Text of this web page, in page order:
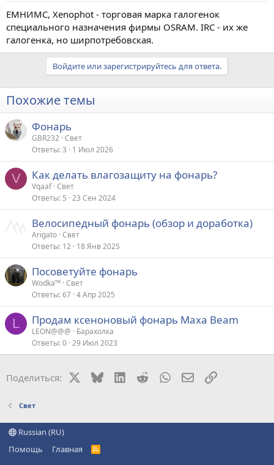
ЕМНИМС, Xenophot - торговая марка галогенок
специального назначения фирмы OSRAM. IRC - их же
галогенка, но ширпотребовская.
Войдите или зарегистрируйтесь для ответа.
Похожие темы
Фонарь
GBR232 Свет
Ответы 3 1 Июл 2026
V Как делать влагозащиту на фонарь?
Vqaaf Свет
Ответы 5 23 Сен 2024
Велосипедный фонарь (обзор и доработка)
Arigato Свет
Ответы 12 18 Янв 2025
Посоветуйте фонарь
Wodka™ Свет
Ответы 67 4 Апр 2025
L Продам ксеноновый фонарь Maxa Beam
LEON@@@
Барахолка
Ответы 0 29 Июл 2023
Поделиться: BlueskyLinkedIn
RedditWhatsAppЭлектронная
Ссылка
Свет
Russian (RU)
Помощь
Главная
R